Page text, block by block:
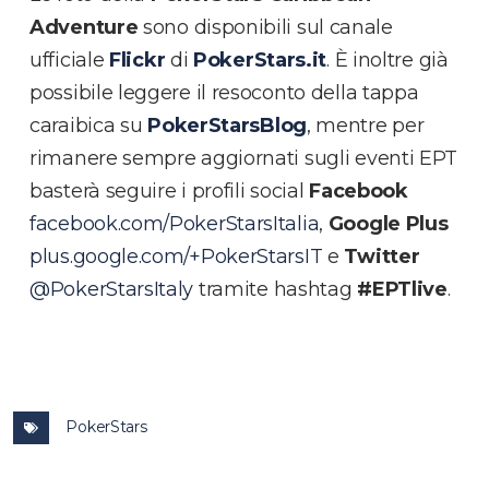
Adventure sono disponibili sul canale
ufficiale Flickr di PokerStars.it. È inoltre già
possibile leggere il resoconto della tappa
caraibica su PokerStarsBlog, mentre per
rimanere sempre aggiornati sugli eventi EPT
basterà seguire i profili social Facebook
facebook.com/PokerStarsItalia, Google Plus
plus.google.com/+PokerStarsIT e Twitter
@PokerStarsItaly tramite hashtag #EPTlive.
PokerStars